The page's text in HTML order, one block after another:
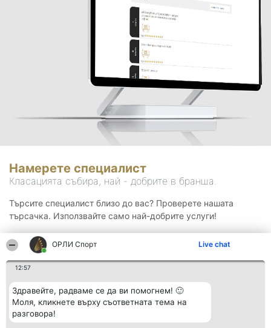
ОРЛИ Спорт Live chat
12:57
Здравейте, радваме се да ви помогнем! 🙂
Моля, кликнете върху съответната тема на
разговора!
Намерете специалист
Класацията събира, най - добрите в бранша.
Търсите специалист близо до вас? Проверете нашата
търсачка. Използвайте само най-добрите услуги!